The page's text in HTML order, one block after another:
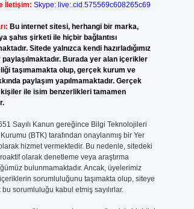
İletişim: Skype: live:.cid.575569c608265c69
Bu internet sitesi, herhangi bir marka,
şahıs şirketi ile hiçbir bağlantısı
Sitede yalnızca kendi hazırladığımız
Burada yer alan içerikler
taşımamakta olup, gerçek kurum ve
paylaşım yapılmamaktadır. Gerçek
ile isim benzerlikleri tamamen
Sayılı Kanun gereğince Bilgi Teknolojileri
(BTK) tarafından onaylanmış bir Yer
hizmet vermektedir. Bu nedenle, sitedeki
olarak denetleme veya araştırma
bulunmamaktadır. Ancak, üyelerimiz
içeriklerin sorumluluğunu taşımakta olup, siteye
sorumluluğu kabul etmiş sayılırlar.